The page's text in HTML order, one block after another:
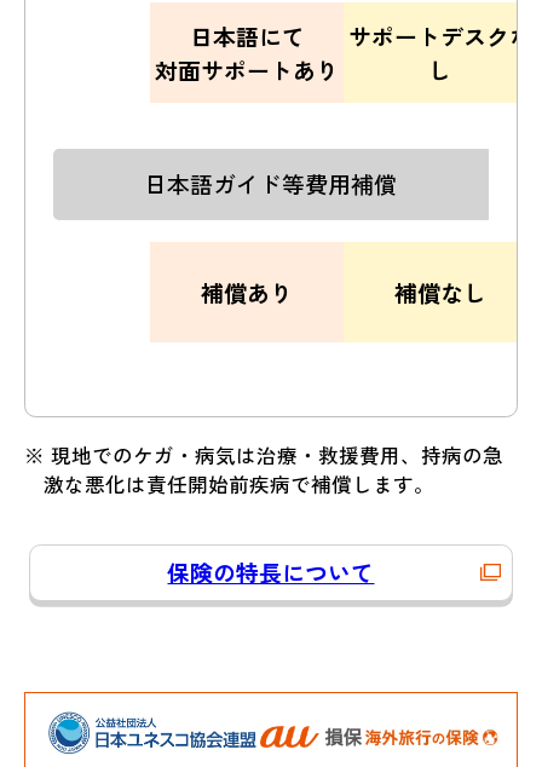
日本語にて
対面サポートあり
サポートデスクな
し
日本語ガイド等費用補償
補償あり 補償なし
※ 現地でのケガ・病気は治療・救援費用、持病の急
激な悪化は責任開始前疾病で補償します。
保険の特長について